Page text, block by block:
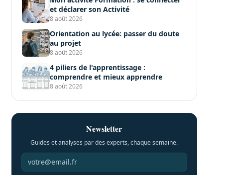
et déclarer son Activité
8 août 2026
Orientation au lycée: passer du doute
au projet
8 août 2026
4 piliers de l'apprentissage :
comprendre et mieux apprendre
8 août 2026
Newsletter
Guides et analyses par des experts, chaque semaine.